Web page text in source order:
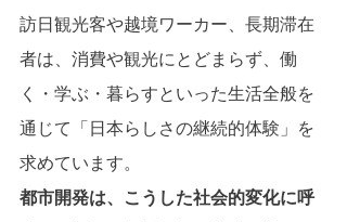
訪日観光客や越境ワーカー、長期滞在
者は、消費や観光にとどまらず、働
く・学ぶ・暮らすといった生活全般を
通じて「日本らしさの継続的体験」を
求めています。
都市開発は、こうした社会的変化に呼